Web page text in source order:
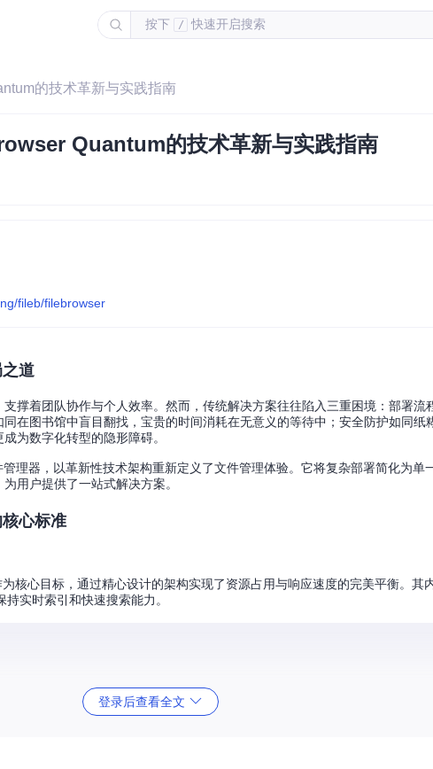
按下 / 快速开启搜索
的技术革新与实践指南
Quantum的技术革新与实践指南
fileb/filebrowser
道
撑着团队协作与个人效率。然而，传统解决方案往往陷入三重困境：部署流
在图书馆中盲目翻找，宝贵的时间消耗在无意义的等待中；安全防护如同纸
为数字化转型的隐形障碍。
理器，以革新性技术架构重新定义了文件管理体验。它将复杂部署简化为单
用户提供了一站式解决方案。
心标准
核心目标，通过精心设计的架构实现了资源占用与响应速度的完美平衡。其
实时索引和快速搜索能力。
登录后查看全文